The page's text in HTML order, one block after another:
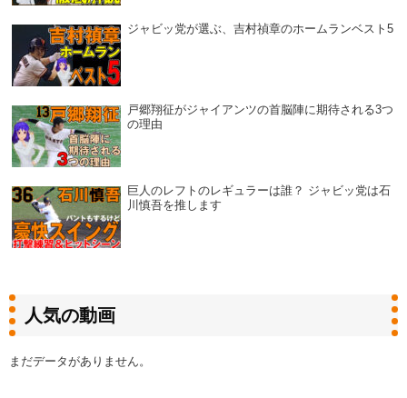
ジャビッ党が選ぶ、吉村禎章のホームランベスト5
戸郷翔征がジャイアンツの首脳陣に期待される3つ
の理由
巨人のレフトのレギュラーは誰？ ジャビッ党は石
川慎吾を推します
人気の動画
まだデータがありません。